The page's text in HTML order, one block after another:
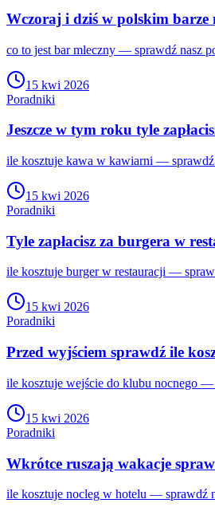
Wczoraj i dziś w polskim
co to jest bar mleczny — sprawdź nasz
15 kwi 2026
Poradniki
Jeszcze w tym roku tyle
ile kosztuje kawa w kawiarni —
15 kwi 2026
Poradniki
Tyle zapłacisz za burgera w
ile kosztuje burger w restauracji —
15 kwi 2026
Poradniki
Przed wyjściem sprawdź ile
ile kosztuje wejście do klubu nocnego
15 kwi 2026
Poradniki
Wkrótce ruszają wakacje
ile kosztuje nocleg w hotelu — sprawdź